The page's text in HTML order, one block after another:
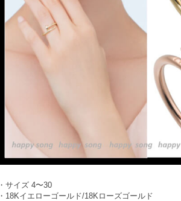
・サイズ 4〜30
・18Kイエローゴールド/18Kローズゴールド